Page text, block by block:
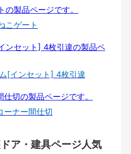
こゲート
[インセット] 4枚引違
ーナー間仕切
ア・建具ページ人気